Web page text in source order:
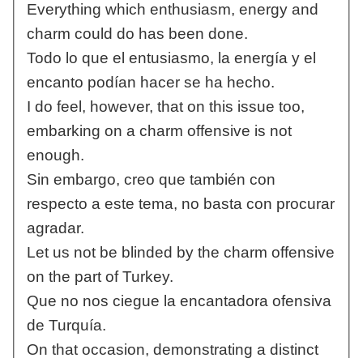
Everything which enthusiasm, energy and
charm could do has been done.
Todo lo que el entusiasmo, la energía y el
encanto podían hacer se ha hecho.
I do feel, however, that on this issue too,
embarking on a charm offensive is not
enough.
Sin embargo, creo que también con
respecto a este tema, no basta con procurar
agradar.
Let us not be blinded by the charm offensive
on the part of Turkey.
Que no nos ciegue la encantadora ofensiva
de Turquía.
On that occasion, demonstrating a distinct